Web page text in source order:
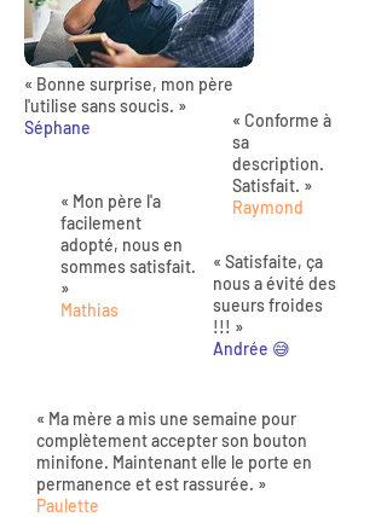
« Bonne surprise, mon père
l'utilise sans soucis. »
Séphane
« Mon père l'a
facilement
adopté, nous en
sommes satisfait.
»
Mathias
« Conforme à
sa
description.
Satisfait. »
Raymond
« Satisfaite, ça
nous a évité des
sueurs froides
!!! »
Andrée 😅
« Ma mère a mis une semaine pour
complètement accepter son bouton
minifone. Maintenant elle le porte en
permanence et est rassurée. »
Paulette